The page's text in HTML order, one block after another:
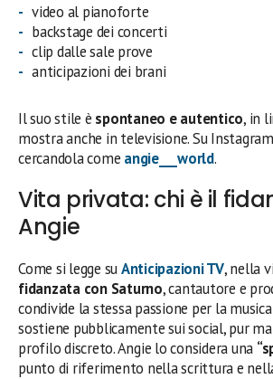
video al pianoforte
backstage dei concerti
clip dalle sale prove
anticipazioni dei brani
Il suo stile è spontaneo e autentico, in
mostra anche in televisione. Su
cercandola come angie___world.
Vita privata: chi è il
Angie
Come si legge suAnticipazioni TV, nella
fidanzata con Saturno, cantautore e
condivide la stessa passione per la
sostiene pubblicamente sui social, pur
profilo discreto. Angie lo considera una
punto di riferimento nella scrittura e